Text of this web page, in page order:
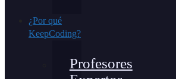
¿Por qué
KeepCoding?
Profesores